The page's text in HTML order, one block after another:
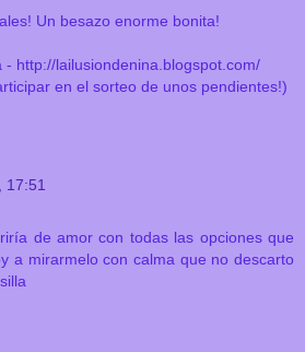
Un besazo enorme bonita!
- http://lailusiondenina.blogspot.com/
en el sorteo de unos pendientes!)
17:51
de amor con todas las opciones que
a mirarmelo con calma que no descarto